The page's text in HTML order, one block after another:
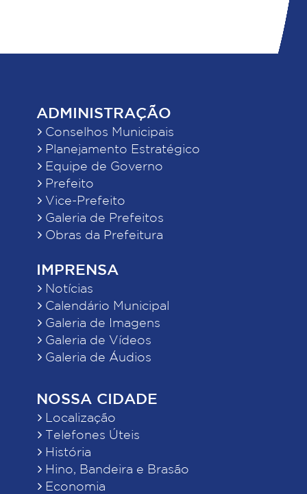
ADMINISTRAÇÃO
Conselhos Municipais
Planejamento Estratégico
Equipe de Governo
Prefeito
Vice-Prefeito
Galeria de Prefeitos
Obras da Prefeitura
IMPRENSA
Notícias
Calendário Municipal
Galeria de Imagens
Galeria de Vídeos
Galeria de Áudios
NOSSA CIDADE
Localização
Telefones Úteis
História
Hino, Bandeira e Brasão
Economia